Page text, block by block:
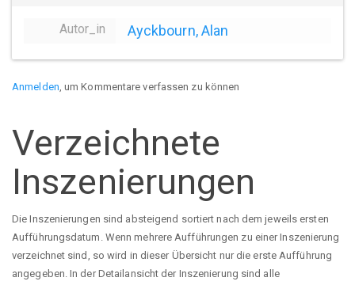
Autor_in Ayckbourn, Alan
Anmelden, um Kommentare verfassen zu können
Verzeichnete
Inszenierungen
Die Inszenierungen sind absteigend sortiert nach dem jeweils ersten
Aufführungsdatum. Wenn mehrere Aufführungen zu einer Inszenierung
verzeichnet sind, so wird in dieser Übersicht nur die erste Aufführung
angegeben. In der Detailansicht der Inszenierung sind alle